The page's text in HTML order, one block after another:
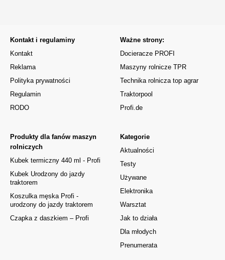
Kontakt i regulaminy
Kontakt
Reklama
Polityka prywatności
Regulamin
RODO
Kategorie
Aktualności
Testy
Używane
Elektronika
Warsztat
Jak to działa
Dla młodych
Prenumerata
Produkty dla fanów maszyn
rolniczych
Kubek termiczny 440 ml - Profi
Kubek Urodzony do jazdy
traktorem
Koszulka męska Profi -
urodzony do jazdy traktorem
Czapka z daszkiem – Profi
Ważne strony:
Docieracze PROFI
Maszyny rolnicze TPR
Technika rolnicza top agrar
Traktorpool
Profi.de